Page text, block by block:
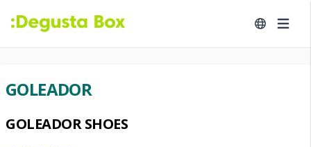
GOLEADOR
GOLEADOR SHOES